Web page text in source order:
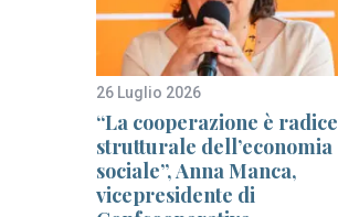
26 Luglio 2026
“La cooperazione è radice
strutturale dell’economia
sociale”, Anna Manca,
vicepresidente di